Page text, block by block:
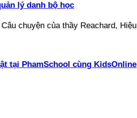
lý danh bộ học
tại PhamSchool cùng KidsOnline